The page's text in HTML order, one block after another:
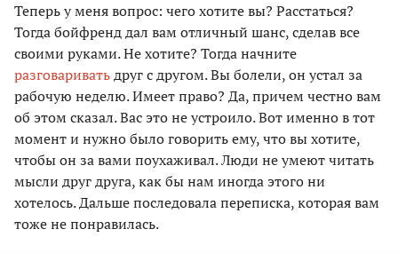
Теперь у меня вопрос: чего хотите вы? Расстаться?
Тогда бойфренд дал вам отличный шанс, сделав все
своими руками. Не хотите? Тогда начните
разговариватьдруг с другом. Вы болели, он устал за
рабочую неделю. Имеет право? Да, причем честно вам
об этом сказал. Вас это не устроило. Вот именно в тот
момент и нужно было говорить ему, что вы хотите,
чтобы он за вами поухаживал. Люди не умеют читать
мысли друг друга, как бы нам иногда этого ни
хотелось. Дальше последовала переписка, которая вам
тоже не понравилась.